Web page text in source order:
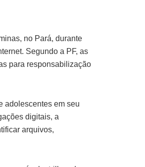
no Pará, durante
Segundo a PF, as
para responsabilização
adolescentes em seu
digitais, a
arquivos,